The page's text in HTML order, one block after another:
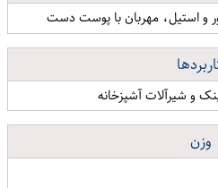
و استیل، مهربان با پوست دست
و شیرآلات آشپزخانه
وزن